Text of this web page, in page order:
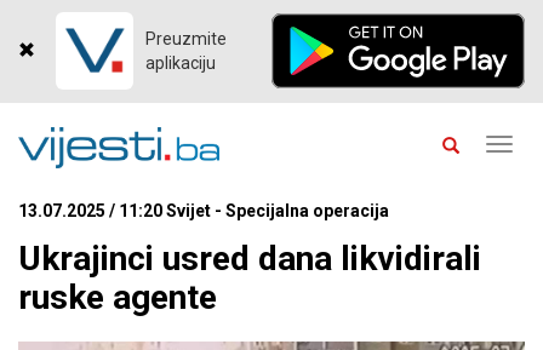
Preuzmite
aplikaciju
13.07.2025 / 11:20 Svijet - Specijalna operacija
Ukrajinci usred dana likvidirali
ruske agente